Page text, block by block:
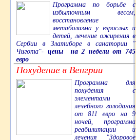
Программа по борьбе с
избыточным весом,
восстановление
метаболизма у взрослых и
детей, лечение ожирения в
Сербии в Златиборе в санатории "
Чигота"- цены на 2 недели от 745
евро
Похудение в Венгрии
Программа для
похудения с
элементами
лечебного голодания
от 811 евро на 9
ночей, программа
реабилитации и
лечения "Здоровое